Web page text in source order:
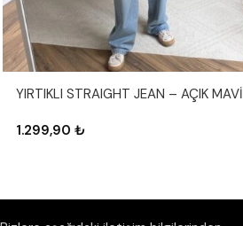
YIRTIKLI STRAIGHT JEAN – AÇIK MAVİ
1.299,90 ₺